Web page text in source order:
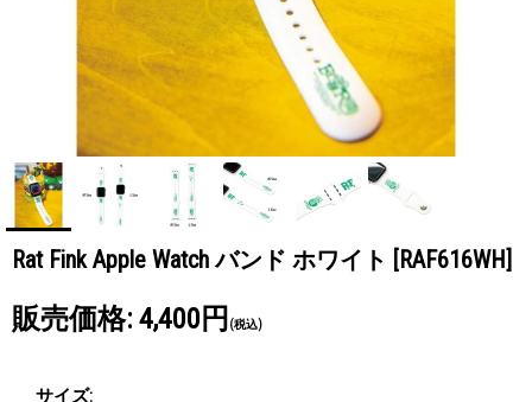
Rat Fink Apple Watch バンド ホワイト [RAF616WH]
販売価格: 4,400円 (税込)
サイズ: